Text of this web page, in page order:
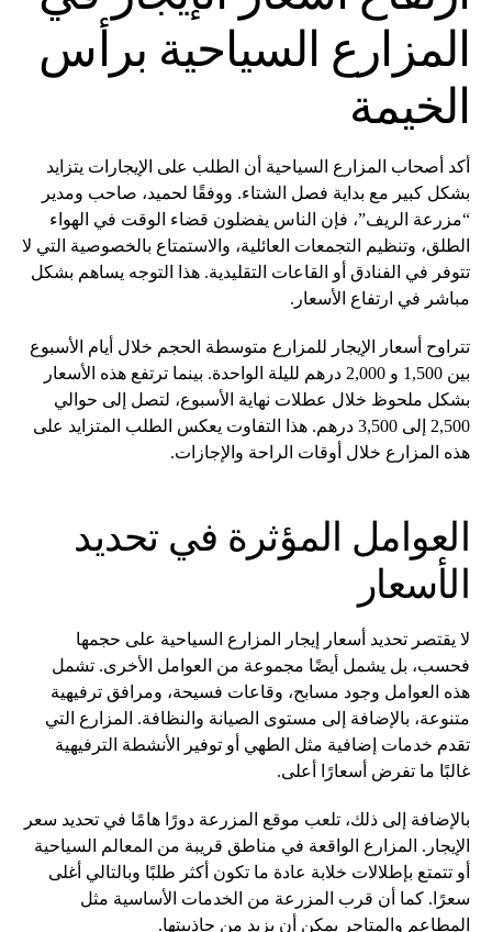
المزارع السياحية برأس
الخيمة
أكد أصحاب المزارع السياحية أن الطلب على الإيجارات يتزايد
بشكل كبير مع بداية فصل الشتاء. ووفقًا لحميد، صاحب ومدير
“مزرعة الريف”، فإن الناس يفضلون قضاء الوقت في الهواء
الطلق، وتنظيم التجمعات العائلية، والاستمتاع بالخصوصية التي لا
تتوفر في الفنادق أو القاعات التقليدية. هذا التوجه يساهم بشكل
مباشر في ارتفاع الأسعار.
تتراوح أسعار الإيجار للمزارع متوسطة الحجم خلال أيام الأسبوع
بين 1,500 و 2,000 درهم لليلة الواحدة. بينما ترتفع هذه الأسعار
بشكل ملحوظ خلال عطلات نهاية الأسبوع، لتصل إلى حوالي
2,500 إلى 3,500 درهم. هذا التفاوت يعكس الطلب المتزايد على
هذه المزارع خلال أوقات الراحة والإجازات.
العوامل المؤثرة في تحديد
الأسعار
لا يقتصر تحديد أسعار إيجار المزارع السياحية على حجمها
فحسب، بل يشمل أيضًا مجموعة من العوامل الأخرى. تشمل
هذه العوامل وجود مسابح، وقاعات فسيحة، ومرافق ترفيهية
متنوعة، بالإضافة إلى مستوى الصيانة والنظافة. المزارع التي
تقدم خدمات إضافية مثل الطهي أو توفير الأنشطة الترفيهية
غالبًا ما تفرض أسعارًا أعلى.
بالإضافة إلى ذلك، تلعب موقع المزرعة دورًا هامًا في تحديد سعر
الإيجار. المزارع الواقعة في مناطق قريبة من المعالم السياحية
أو تتمتع بإطلالات خلابة عادة ما تكون أكثر طلبًا وبالتالي أغلى
سعرًا. كما أن قرب المزرعة من الخدمات الأساسية مثل
المطاعم والمتاجر يمكن أن يزيد من جاذبيتها.